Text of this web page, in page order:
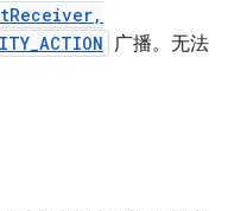
广播。无法